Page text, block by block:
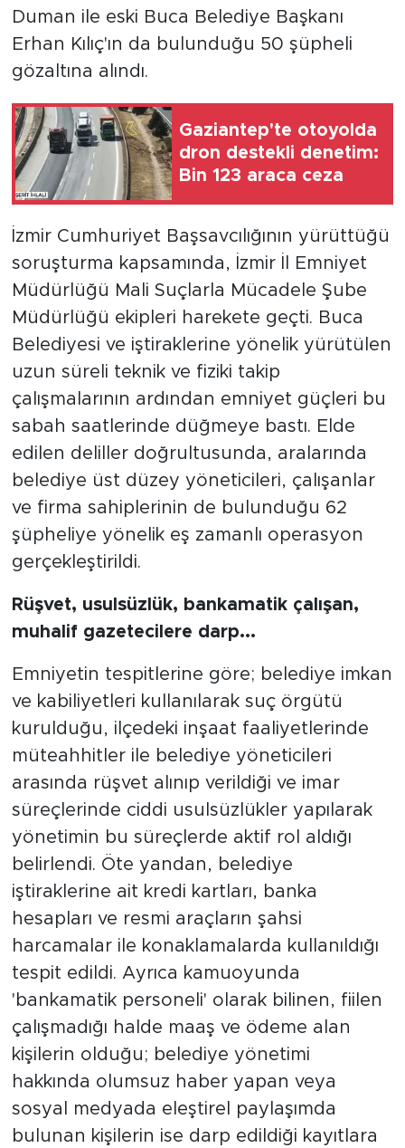
Duman ile eski Buca Belediye Başkanı
Erhan Kılıç'ın da bulunduğu 50 şüpheli
gözaltına alındı.
Gaziantep'te otoyolda
dron destekli denetim:
Bin 123 araca ceza
İzmir Cumhuriyet Başsavcılığının yürüttüğü
soruşturma kapsamında, İzmir İl Emniyet
Müdürlüğü Mali Suçlarla Mücadele Şube
Müdürlüğü ekipleri harekete geçti. Buca
Belediyesi ve iştiraklerine yönelik yürütülen
uzun süreli teknik ve fiziki takip
çalışmalarının ardından emniyet güçleri bu
sabah saatlerinde düğmeye bastı. Elde
edilen deliller doğrultusunda, aralarında
belediye üst düzey yöneticileri, çalışanlar
ve firma sahiplerinin de bulunduğu 62
şüpheliye yönelik eş zamanlı operasyon
gerçekleştirildi.
Rüşvet, usulsüzlük, bankamatik çalışan,
muhalif gazetecilere darp...
Emniyetin tespitlerine göre; belediye imkan
ve kabiliyetleri kullanılarak suç örgütü
kurulduğu, ilçedeki inşaat faaliyetlerinde
müteahhitler ile belediye yöneticileri
arasında rüşvet alınıp verildiği ve imar
süreçlerinde ciddi usulsüzlükler yapılarak
yönetimin bu süreçlerde aktif rol aldığı
belirlendi. Öte yandan, belediye
iştiraklerine ait kredi kartları, banka
hesapları ve resmi araçların şahsi
harcamalar ile konaklamalarda kullanıldığı
tespit edildi. Ayrıca kamuoyunda
'bankamatik personeli' olarak bilinen, fiilen
çalışmadığı halde maaş ve ödeme alan
kişilerin olduğu; belediye yönetimi
hakkında olumsuz haber yapan veya
sosyal medyada eleştirel paylaşımda
bulunan kişilerin ise darp edildiği kayıtlara